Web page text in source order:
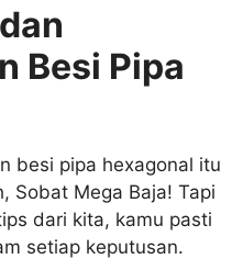
Besi Pipa
besi pipa hexagonal itu
Sobat Mega Baja! Tapi
dari kita, kamu pasti
setiap keputusan.